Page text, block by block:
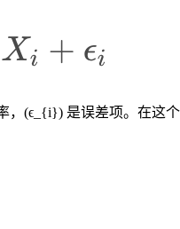
，(ϵ_{i}) 是误差项。在这个